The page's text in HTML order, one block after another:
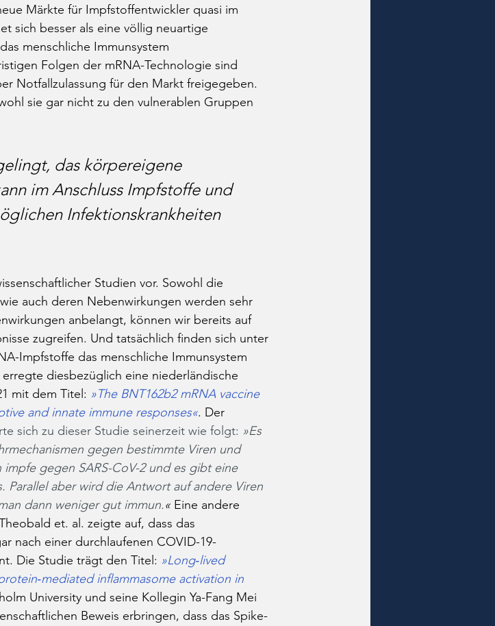
Märkte für Impfstoffentwickler quasi im
sich besser als eine völlig neuartige
menschliche Immunsystem
Folgen der mRNA-Technologie sind
Notfallzulassung für den Markt freigegeben.
sie gar nicht zu den vulnerablen Gruppen
das körpereigene
im Anschluss Impfstoffe und
Infektionskrankheiten
Studien vor. Sowohl die
auch deren Nebenwirkungen werden sehr
anbelangt, können wir bereits auf
zugreifen. Und tatsächlich finden sich unter
Impfstoffe das menschliche Immunsystem
diesbezüglich eine niederländische
mit dem Titel: »The BNT162b2 mRNA vaccine
and innate immune responses«. Der
sich zu dieser Studie seinerzeit wie folgt: »Es
gegen bestimmte Viren und
gegen SARS-CoV-2 und es gibt eine
aber wird die Antwort auf andere Viren
dann weniger gut immun.« Eine andere
et. al. zeigte auf, dass das
nach einer durchlaufenen COVID-19-
Die Studie trägt den Titel: »Long‐lived
inflammasome activation in
University und seine Kollegin Ya-Fang Mei
Beweis erbringen, dass das Spike-